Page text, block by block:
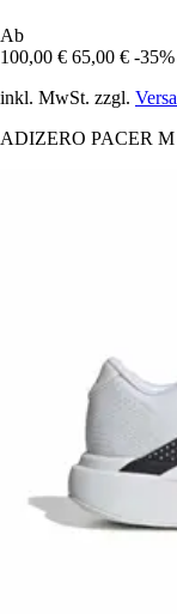
Ab
100,00 € 65,00 € -35%
inkl. MwSt. zzgl.
ADIZERO PACER